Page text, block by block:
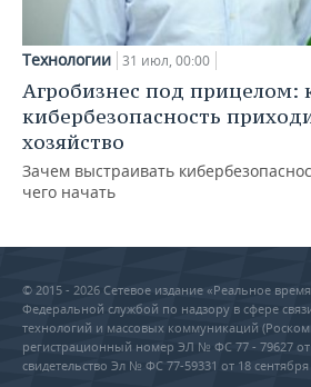
Технологии 31 июл, 00:00
Агробизнес под прицелом:
кибербезопасность
хозяйство
Зачем выстраивать
чего начать
© 2015 - 2026 Сетевое издание «Реальное
Федеральной службой по надзору в сфере
технологий и массовых коммуникаций
регистрационный номер ЭЛ № ФС 77 - 79627 от
свидетельство Эл № ФС 77-59331 от 18 сентября